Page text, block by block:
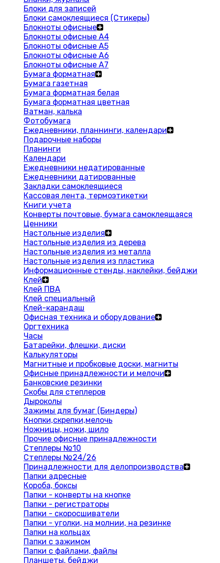
Блоки для записей
Блоки самоклеящиеся (Стикеры)
Блокноты офисные
Блокноты офисные A4
Блокноты офисные A5
Блокноты офисные A6
Блокноты офисные A7
Бумага форматная
Бумага газетная
Бумага форматная белая
Бумага форматная цветная
Ватман, калька
Фотобумага
Ежедневники, планнинги, календари
Подарочные наборы
Планинги
Календари
Ежедневники недатированные
Ежедневники датированные
Закладки самоклеящиеся
Кассовая лента, термоэтикетки
Книги учета
Конверты почтовые, бумага самоклеящаяся
Ценники
Настольные изделия
Настольные изделия из дерева
Настольные изделия из металла
Настольные изделия из пластика
Информационные стенды, наклейки, бейджи
Клей
Клей ПВА
Клей специальный
Клей-карандаш
Офисная техника и оборудование
Оргтехника
Часы
Батарейки, флешки, диски
Калькуляторы
Магнитные и пробковые доски, магниты
Офисные принадлежности и мелочи
Банковские резинки
Скобы для степлеров
Дыроколы
Зажимы для бумаг (Биндеры)
Кнопки,скрепки,мелочь
Ножницы, ножи, шило
Прочие офисные принадлежности
Степлеры №10
Степлеры №24/26
Принадлежности для делопроизводства
Папки адресные
Короба, боксы
Папки - конверты на кнопке
Папки - регистраторы
Папки - скоросшиватели
Папки - уголки, на молнии, на резинке
Папки на кольцах
Папки с зажимом
Папки с файлами, файлы
Планшеты, бейджи